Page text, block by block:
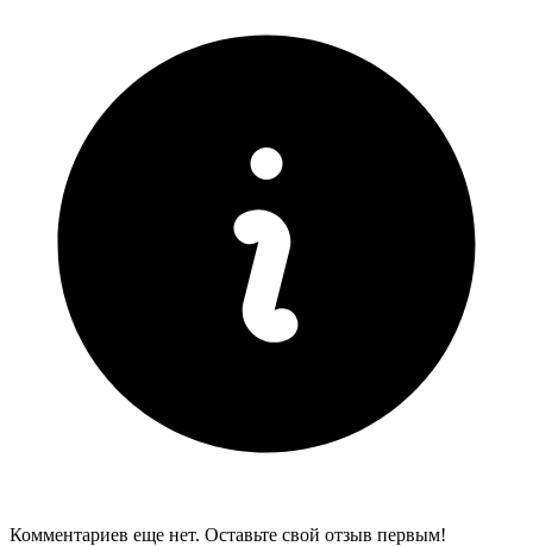
Комментариев еще нет. Оставьте свой отзыв первым!